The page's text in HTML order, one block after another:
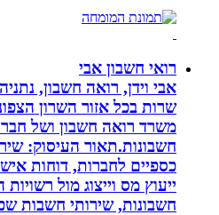
רואי חשבון אבי
אבי וידן, רואה חשבון, נתניה,
שרות בכל אזור השרון הצפוני
משרד רואה חשבון ושל חברה
חשבונות.תאור העיסוק: שירותי
כספיים לחברות, דוחות אישיים
ייעוץ מס וייצוג מול רשויות
חשבונות, שירותי חשבות שכר.